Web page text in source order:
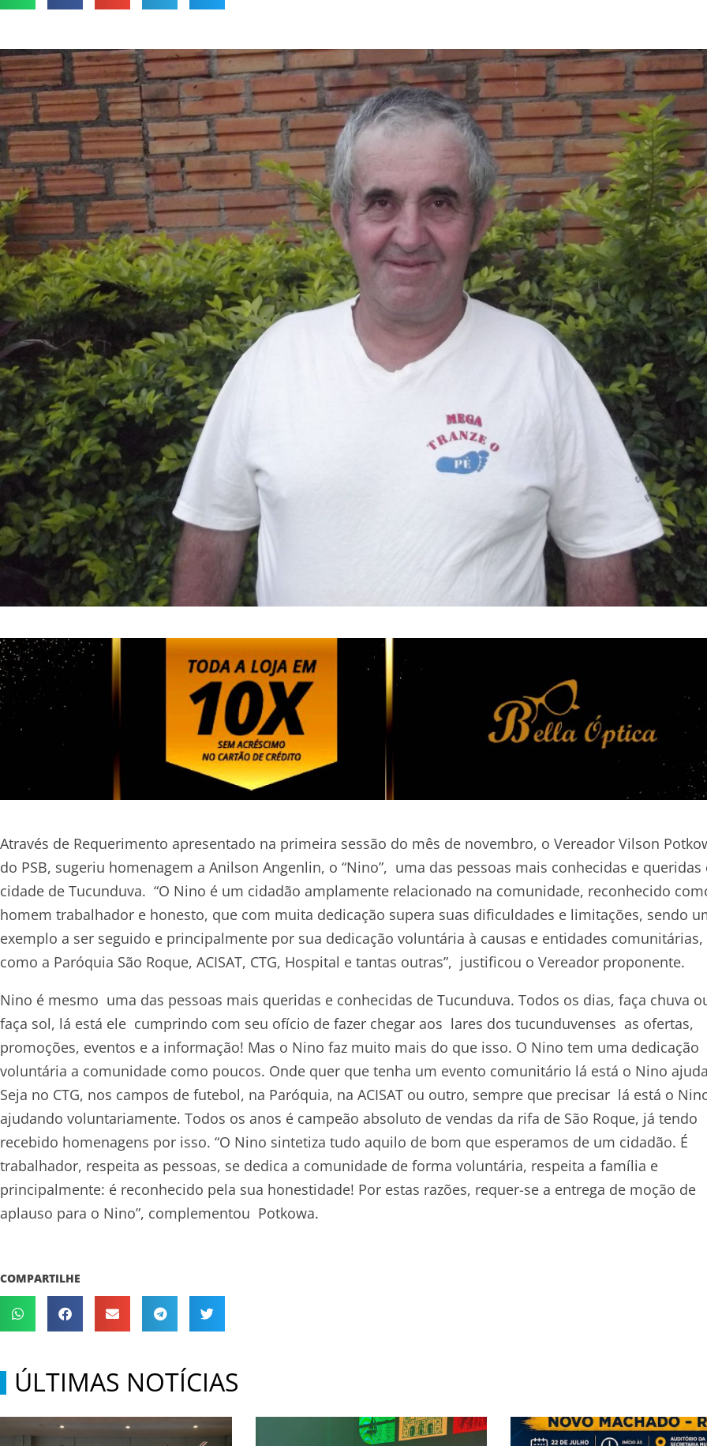
Através de Requerimento apresentado na primeira sessão do mês de novembro, o Vereador Vilson
do PSB, sugeriu homenagem a Anilson Angenlin, o “Nino”, uma das pessoas mais conhecidas e queridas
cidade de Tucunduva. “O Nino é um cidadão amplamente relacionado na comunidade, reconhecido
homem trabalhador e honesto, que com muita dedicação supera suas dificuldades e limitações, sendo
exemplo a ser seguido e principalmente por sua dedicação voluntária à causas e entidades comunitárias,
como a Paróquia São Roque, ACISAT, CTG, Hospital e tantas outras”, justificou o Vereador proponente.
Nino é mesmo uma das pessoas mais queridas e conhecidas de Tucunduva. Todos os dias, faça chuva
faça sol, lá está ele cumprindo com seu ofício de fazer chegar aos lares dos tucunduvenses as ofertas,
promoções, eventos e a informação! Mas o Nino faz muito mais do que isso. O Nino tem uma dedicação
voluntária a comunidade como poucos. Onde quer que tenha um evento comunitário lá está o Nino
Seja no CTG, nos campos de futebol, na Paróquia, na ACISAT ou outro, sempre que precisar lá está o
ajudando voluntariamente. Todos os anos é campeão absoluto de vendas da rifa de São Roque, já tendo
recebido homenagens por isso. “O Nino sintetiza tudo aquilo de bom que esperamos de um cidadão. É
trabalhador, respeita as pessoas, se dedica a comunidade de forma voluntária, respeita a família e
principalmente: é reconhecido pela sua honestidade! Por estas razões, requer-se a entrega de moção de
aplauso para o Nino”, complementou Potkowa.
COMPARTILHE
ÚLTIMAS NOTÍCIAS